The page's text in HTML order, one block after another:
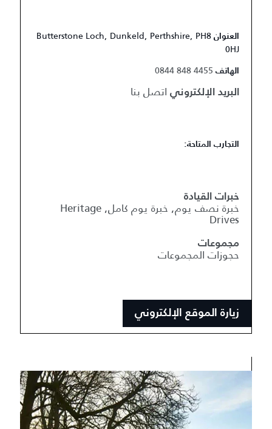
العنوان Butterstone Loch, Dunkeld, Perthshire, PH8
0HJ
الهاتف 0844 848 4455
البريد الإلكتروني اتصل بنا
التجارب المتاحة:
خبرات القيادة
خبرة نصف يوم, خبرة يوم كامل, Heritage
Drives
مجموعات
حجوزات المجموعات
زيارة الموقع الإلكتروني